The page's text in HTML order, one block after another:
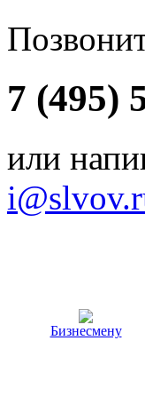
7 (495)
или
Бизнесмену